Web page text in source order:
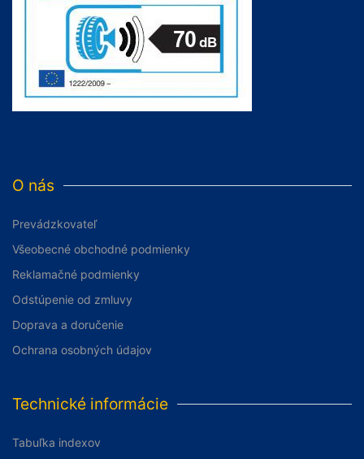
O nás
Prevádzkovateľ
Všeobecné obchodné podmienky
Reklamačné podmienky
Odstúpenie od zmluvy
Doprava a doručenie
Ochrana osobných údajov
Technické informácie
Tabuľka indexov